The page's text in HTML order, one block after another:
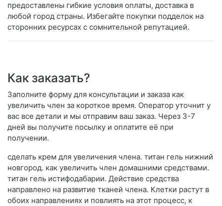
предоставлены гибкие условия оплаты, доставка в
любой город страны. Избегайте покупки подделок на
сторонних ресурсах с сомнительной репутацией.
Как заказать?
Заполните форму для консультации и заказа как
увеличить член за короткое время. Оператор уточнит у
вас все детали и мы отправим ваш заказ. Через 3-7
дней вы получите посылку и оплатите её при
получении.
сделать крем для увеличения члена. титан гель нижний
новгород. как увеличить член домашними средствами.
титан гель истифодабарии. Действие средства
направлено на развитие тканей члена. Клетки растут в
обоих направлениях и повлиять на этот процесс, к